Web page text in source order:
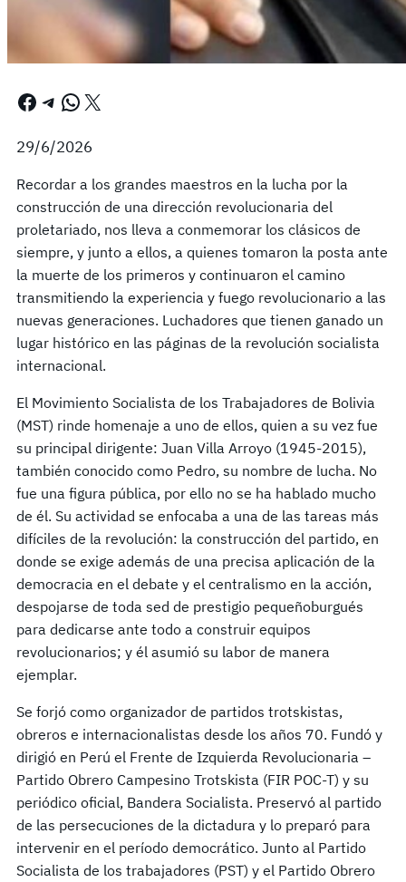
Facebook Telegram WhatsApp X
29/6/2026
Recordar a los grandes maestros en la lucha por la
construcción de una dirección revolucionaria del
proletariado, nos lleva a conmemorar los clásicos de
siempre, y junto a ellos, a quienes tomaron la posta ante
la muerte de los primeros y continuaron el camino
transmitiendo la experiencia y fuego revolucionario a las
nuevas generaciones. Luchadores que tienen ganado un
lugar histórico en las páginas de la revolución socialista
internacional.
El Movimiento Socialista de los Trabajadores de Bolivia
(MST) rinde homenaje a uno de ellos, quien a su vez fue
su principal dirigente: Juan Villa Arroyo (1945-2015),
también conocido como Pedro, su nombre de lucha. No
fue una figura pública, por ello no se ha hablado mucho
de él. Su actividad se enfocaba a una de las tareas más
difíciles de la revolución: la construcción del partido, en
donde se exige además de una precisa aplicación de la
democracia en el debate y el centralismo en la acción,
despojarse de toda sed de prestigio pequeñoburgués
para dedicarse ante todo a construir equipos
revolucionarios; y él asumió su labor de manera
ejemplar.
Se forjó como organizador de partidos trotskistas,
obreros e internacionalistas desde los años 70. Fundó y
dirigió en Perú el Frente de Izquierda Revolucionaria –
Partido Obrero Campesino Trotskista (FIR POC-T) y su
periódico oficial, Bandera Socialista. Preservó al partido
de las persecuciones de la dictadura y lo preparó para
intervenir en el período democrático. Junto al Partido
Socialista de los trabajadores (PST) y el Partido Obrero